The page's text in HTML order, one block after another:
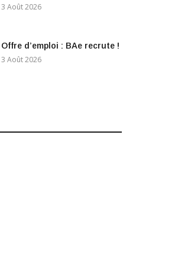
3 Août 2026
Offre d’emploi : BAe recrute !
3 Août 2026